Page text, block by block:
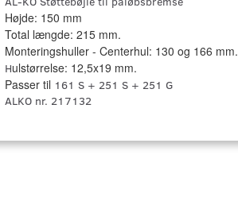
Højde: 150 mm
Total længde: 215 mm.
Monteringshuller - Centerhul: 130 og 166 mm.
Hulstørrelse: 12,5x19 mm.
Passer til 161 S + 251 S + 251 G
ALKO nr. 217132